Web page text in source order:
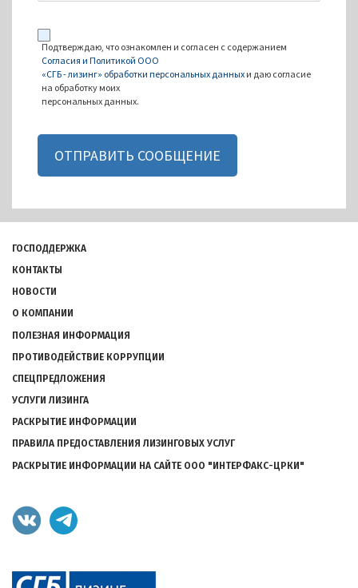
Подтверждаю, что ознакомлен и согласен с содержанием
Согласия и Политикой ООО
«СГБ - лизинг» обработки персональных данных и даю согласие
на обработку моих
персональных данных.
Подвал
ГОСПОДДЕРЖКА
КОНТАКТЫ
НОВОСТИ
О КОМПАНИИ
ПОЛЕЗНАЯ ИНФОРМАЦИЯ
ПРОТИВОДЕЙСТВИЕ КОРРУПЦИИ
СПЕЦПРЕДЛОЖЕНИЯ
УСЛУГИ ЛИЗИНГА
РАСКРЫТИЕ ИНФОРМАЦИИ
ПРАВИЛА ПРЕДОСТАВЛЕНИЯ ЛИЗИНГОВЫХ УСЛУГ
РАСКРЫТИЕ ИНФОРМАЦИИ НА САЙТЕ ООО "ИНТЕРФАКС-ЦРКИ"